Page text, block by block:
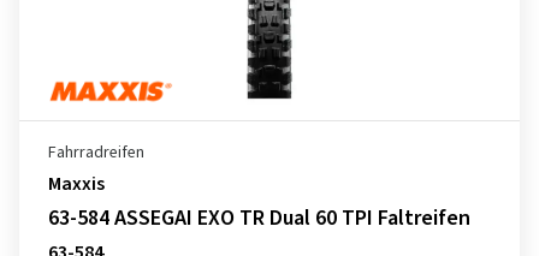
Fahrradreifen
Maxxis
63-584 ASSEGAI EXO TR Dual 60 TPI Faltreifen